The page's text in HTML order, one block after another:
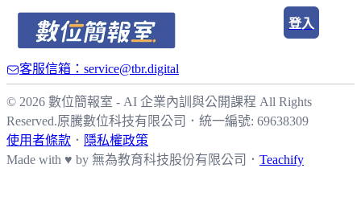
登入
客服信箱：service@tbr.digital
© 2026 數位簡報室 - AI 企業內訓與公開課程 All Rights
Reserved.原騰數位科技有限公司 ． 統一編號: 69638309
使用者條款 ． 隱私權政策
Made with ♥ by 無為教育科技股份有限公司． Teachify